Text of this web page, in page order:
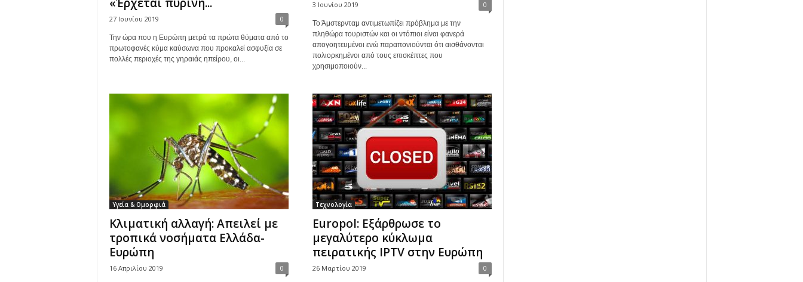
27 Ιουνίου 2019 0
Την ώρα που η Ευρώπη μετρά τα πρώτα θύματα από το
πρωτοφανές κύμα καύσωνα που προκαλεί ασφυξία σε
πολλές περιοχές της γηραιάς ηπείρου, οι...
3 Ιουνίου 2019 0
Το Άμστερνταμ αντιμετωπίζει πρόβλημα με την
πληθώρα τουριστών και οι ντόπιοι είναι φανερά
απογοητευμένοι ενώ παραπονιούνται ότι αισθάνονται
πολιορκημένοι από τους επισκέπτες που
χρησιμοποιούν...
Υγεία & Ομορφιά
Kλιματική αλλαγή: Απειλεί με
τροπικά νοσήματα Ελλάδα-
Ευρώπη
16 Απριλίου 2019 0
Τεχνολογία
Europol: Εξάρθρωσε το
μεγαλύτερο κύκλωμα
πειρατικής IPTV στην Ευρώπη
26 Μαρτίου 2019 0